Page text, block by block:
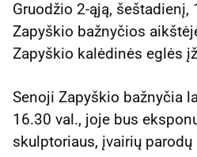
Gruodžio 2-ąją, šeštadienį,
Zapyškio bažnyčios
Zapyškio kalėdinės eglės
Senoji Zapyškio bažnyčia
16.30 val., joje bus
skulptoriaus, įvairių